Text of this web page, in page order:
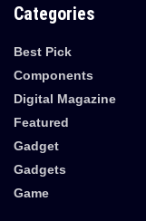
Categories
Best Pick
Components
Digital Magazine
Featured
Gadget
Gadgets
Game